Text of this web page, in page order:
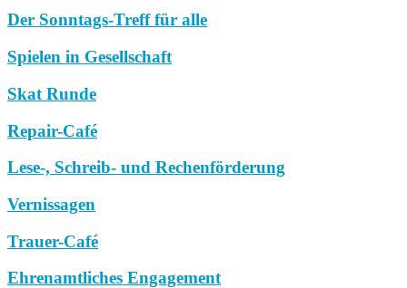
Der Sonntags-Treff für alle
Spielen in Gesellschaft
Skat Runde
Repair-Café
Lese-, Schreib- und Rechenförderung
Vernissagen
Trauer-Café
Ehrenamtliches Engagement